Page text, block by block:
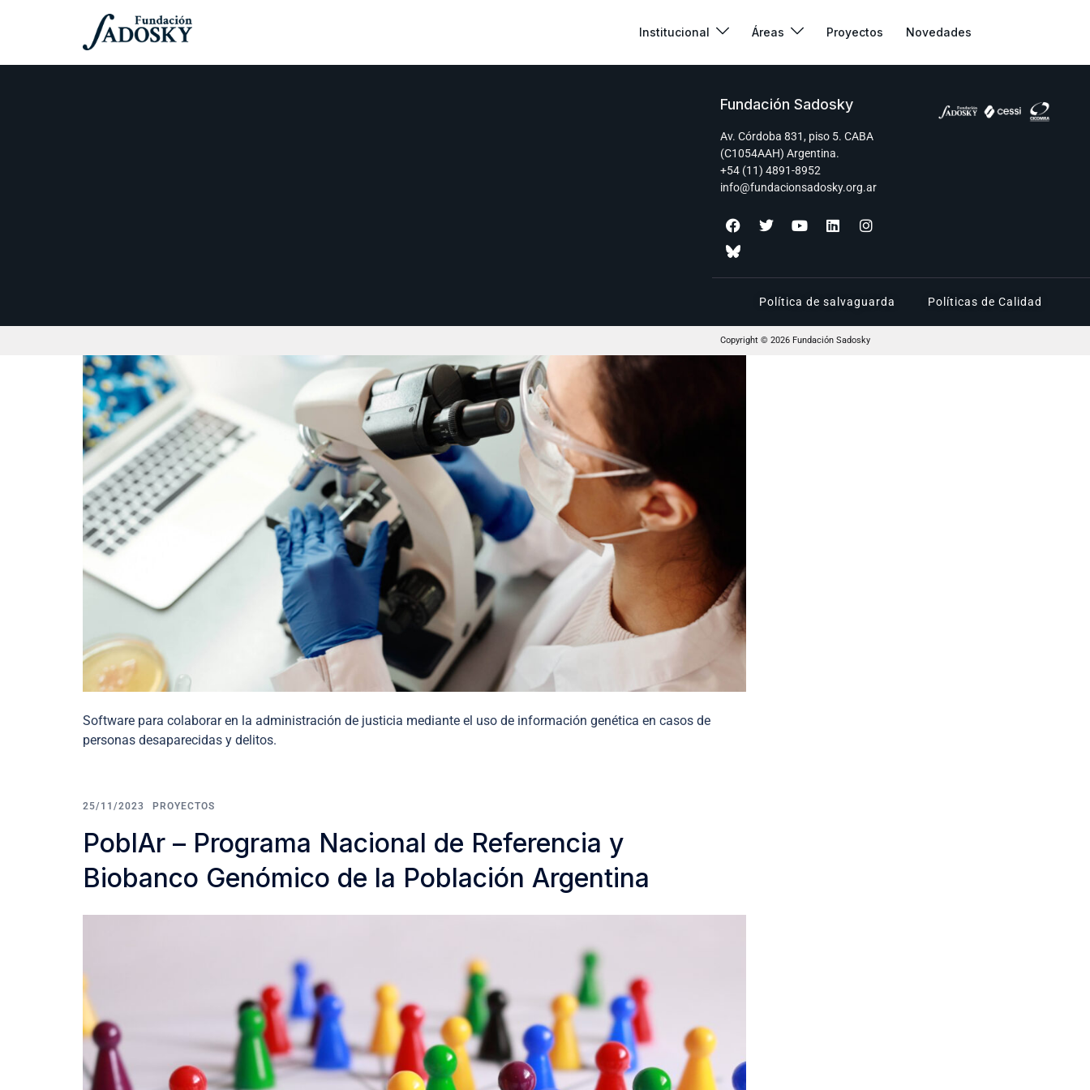
Institucional Áreas Proyectos Novedades
Software para colaborar en la administración de justicia mediante el uso de información genética en casos de
personas desaparecidas y delitos.
25/11/2023 PROYECTOS
PoblAr – Programa Nacional de Referencia y
Biobanco Genómico de la Población Argentina
Fundación Sadosky
Av. Córdoba 831, piso 5. CABA
(C1054AAH) Argentina.
+54 (11) 4891-8952
info@fundacionsadosky.org.ar
Política de salvaguarda Políticas de Calidad
Copyright © 2026 Fundación Sadosky